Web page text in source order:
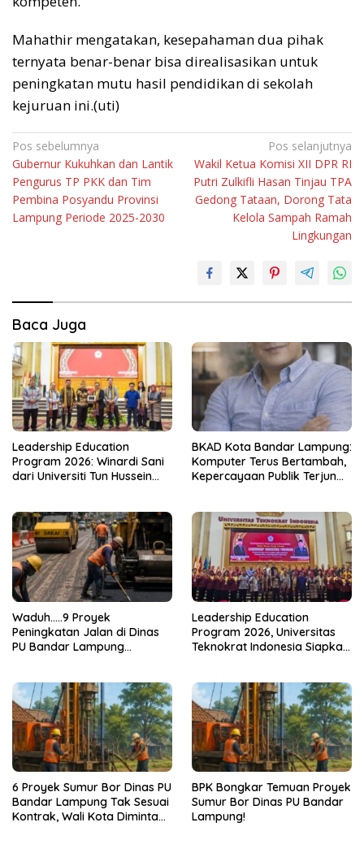
Mahathir mengatakan, kesepahaman dua pihak
ternyata benar-benar bisa direalisasikan untuk
peningkatan mutu hasil pendidikan di sekolah
kejuruan ini.(uti)
Navigasi
pos
Pos sebelumnya
Gubernur Kukuhkan dan Lantik
Pengurus TP PKK dan Tim
Pembina Posyandu Provinsi
Lampung Periode 2025-2030
Pos selanjutnya
Wakil Ketua Komisi XII DPR RI
Putri Zulkifli Hasan Tinjau TPA
Gedong Tataan, Dorong Tata
Kelola Sampah Ramah
Lingkungan
Baca Juga
Leadership Education
Program 2026: Winardi Sani
dari Universiti Tun Hussein
Kepemimpinan Global
BKAD Kota Bandar Lampung:
Komputer Terus Bertambah,
Kepercayaan Publik Terjun
Waduh…..9 Proyek
Peningkatan Jalan di Dinas
PU Bandar Lampung
Leadership Education
Program 2026, Universitas
Teknokrat Indonesia Siapkan
6 Proyek Sumur Bor Dinas PU
Bandar Lampung Tak Sesuai
Kontrak, Wali Kota Diminta
BPK Bongkar Temuan Proyek
Sumur Bor Dinas PU Bandar
Lampung!